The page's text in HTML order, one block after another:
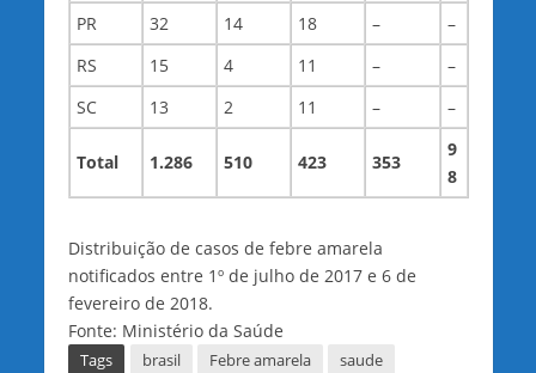
PR
32 14 18 –
–
RS
15 4 11 –
–
SC
13 2 11 – –
Total 1.286 510 423 353
9
8
Distribuição de casos de febre amarela
notificados entre 1º de julho de 2017 e 6 de
fevereirode 2018.
Fonte: Ministério da Saúde
Tags brasil Febre amarela saude